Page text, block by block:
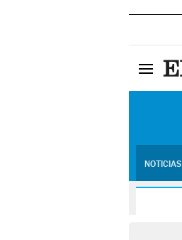
NOTICIAS